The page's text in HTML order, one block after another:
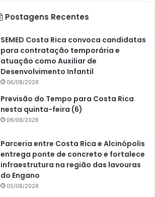
Postagens Recentes
SEMED Costa Rica convoca candidatas
para contratação temporária e
atuação como Auxiliar de
Desenvolvimento Infantil
06/08/2026
Previsão do Tempo para Costa Rica
nesta quinta-feira (6)
06/08/2026
Parceria entre Costa Rica e Alcinópolis
entrega ponte de concreto e fortalece
infraestrutura na região das lavouras
do Engano
05/08/2026